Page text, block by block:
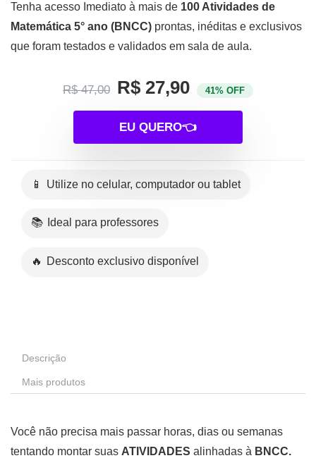
Tenha acesso Imediato à mais de 100 Atividades de
Matemática 5° ano (BNCC) prontas, inéditas e exclusivos
que foram testados e validados em sala de aula.
R$ 47,00 R$ 27,90 41% OFF
EU QUERO👈
📱 Utilize no celular, computador ou tablet
📚 Ideal para professores
🔥 Desconto exclusivo disponível
Descrição
Mais produtos
Você não precisa mais passar horas, dias ou semanas
tentando montar suas ATIVIDADES alinhadas à BNCC.